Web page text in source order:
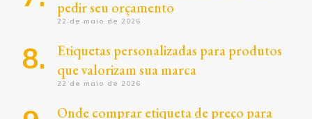
pedir seu orçamento
22 de maio de 2026
Etiquetas personalizadas para produtos
que valorizam sua marca
22 de maio de 2026
Onde comprar etiqueta de preço para